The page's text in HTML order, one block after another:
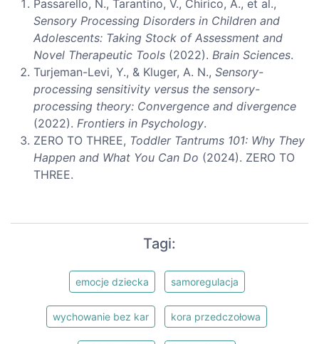
Passarello, N., Tarantino, V., Chirico, A., et al.,
Sensory Processing Disorders in Children and
Adolescents: Taking Stock of Assessment and
Novel Therapeutic Tools (2022). Brain Sciences.
Turjeman-Levi, Y., & Kluger, A. N., Sensory-
processing sensitivity versus the sensory-
processing theory: Convergence and divergence
(2022). Frontiers in Psychology.
ZERO TO THREE, Toddler Tantrums 101: Why They
Happen and What You Can Do (2024). ZERO TO
THREE.
Tagi:
emocje dziecka samoregulacja
wychowanie bez kar kora przedczołowa